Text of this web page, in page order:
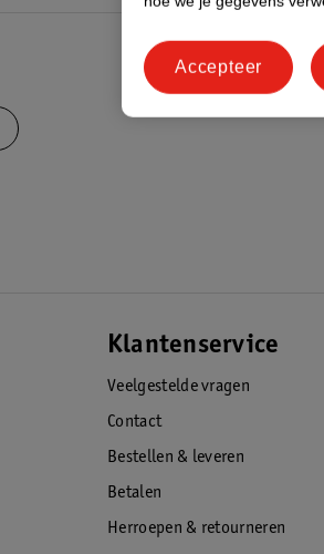
Klantenservice
Veelgestelde vragen
Contact
Bestellen & leveren
Betalen
Herroepen & retourneren
Accepteer